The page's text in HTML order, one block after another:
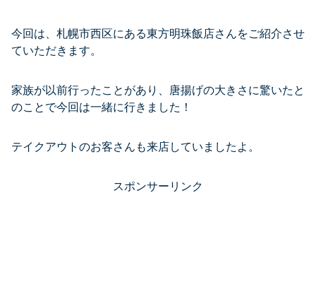
今回は、札幌市西区にある東方明珠飯店さんをご紹介させ
ていただきます。
家族が以前行ったことがあり、唐揚げの大きさに驚いたと
のことで今回は一緒に行きました！
テイクアウトのお客さんも来店していましたよ。
スポンサーリンク